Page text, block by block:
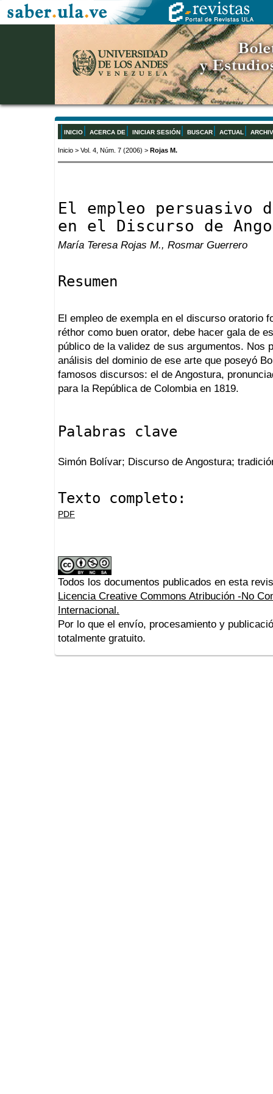
INICIO ACERCA DE INICIAR SESIÓN BUSCAR ACTUAL
Inicio > Vol. 4, Núm. 7 (2006) > Rojas M.
El empleo persuasivo
en el Discurso de
María Teresa Rojas M., Rosmar Guerrero
Resumen
El empleo de exempla en el discurso oratorio
réthor como buen orator, debe hacer gala de
público de la validez de sus argumentos. Nos
análisis del dominio de ese arte que poseyó
famosos discursos: el de Angostura,
para la República de Colombia en 1819.
Palabras clave
Simón Bolívar; Discurso de Angostura;
Texto completo:
PDF
Todos los documentos publicados en esta
Licencia Creative Commons Atribución -No
Internacional.
Por lo que el envío, procesamiento y
totalmente gratuito.